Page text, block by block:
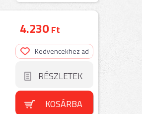
4.230Ft
Kedvencekhez ad
RÉSZLETEK
KOSÁRBA